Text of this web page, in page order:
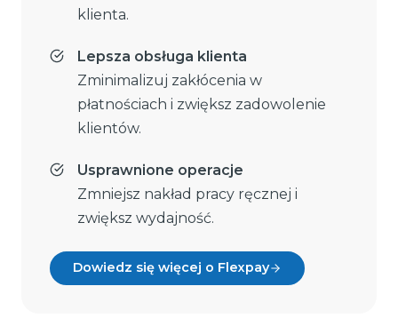
klienta.
Lepsza obsługa klienta
Zminimalizuj zakłócenia w
płatnościach i zwiększ zadowolenie
klientów.
Usprawnione operacje
Zmniejsz nakład pracy ręcznej i
zwiększ wydajność.
Dowiedz się więcej o Flexpay